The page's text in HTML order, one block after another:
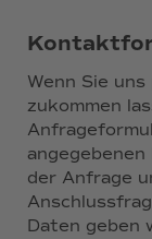
Wenn Sie
zukommen
der Anfrage
Daten geben